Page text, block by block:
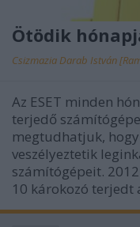
Ötödik
Csizmazia Darab István
Az ESET minden
terjedő
megtudhatjuk,
veszélyeztetik
számítógépeit.
10 károkozó terjedt